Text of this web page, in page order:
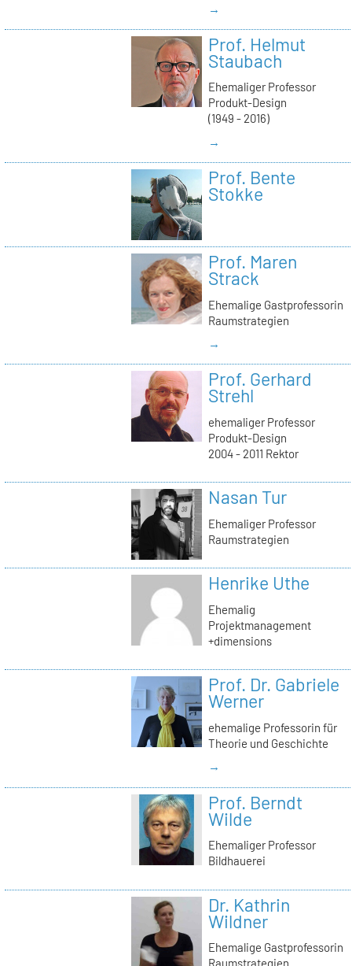
→
Prof. Helmut
Staubach
Ehemaliger Professor
Produkt-Design
(1949 - 2016)
→
Prof. Bente
Stokke
Prof. Maren
Strack
Ehemalige Gastprofessorin
Raumstrategien
→
Prof. Gerhard
Strehl
ehemaliger Professor
Produkt-Design
2004 - 2011 Rektor
Nasan Tur
Ehemaliger Professor
Raumstrategien
Henrike Uthe
Ehemalig
Projektmanagement
+dimensions
Prof. Dr. Gabriele
Werner
ehemalige Professorin für
Theorie und Geschichte
→
Prof. Berndt
Wilde
Ehemaliger Professor
Bildhauerei
Dr. Kathrin
Wildner
Ehemalige Gastprofessorin
Raumstrategien